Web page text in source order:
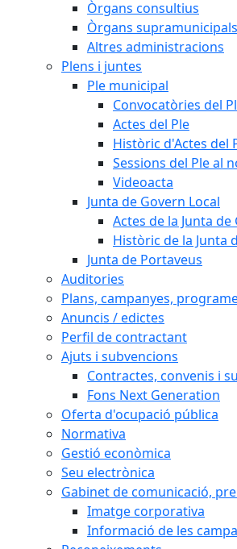
Òrgans consultius
Òrgans supramunicipals
Altres administracions
Plens i juntes
Ple municipal
Convocatòries del
Actes del Ple
Històric d'Actes del
Sessions del Ple al
Videoacta
Junta de Govern Local
Actes de la Junta de
Històric de la Junta
Junta de Portaveus
Auditories
Plans, campanyes,
Anuncis / edictes
Perfil de contractant
Ajuts i subvencions
Contractes, convenis i
Fons Next Generation
Oferta d'ocupació pública
Normativa
Gestió econòmica
Seu electrònica
Gabinet de comunicació,
Imatge corporativa
Informació de les